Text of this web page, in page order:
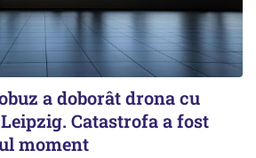
a doborât drona cu
Catastrofa a fost
moment